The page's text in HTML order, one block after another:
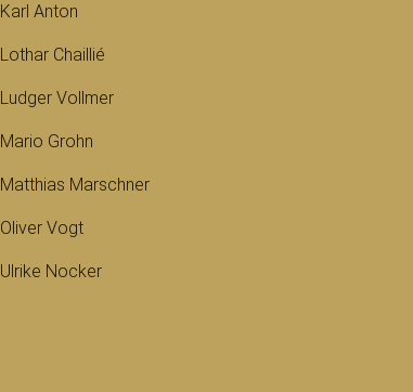
Karl Anton
Lothar Chaillié
Ludger Vollmer
Mario Grohn
Matthias Marschner
Oliver Vogt
Ulrike Nocker